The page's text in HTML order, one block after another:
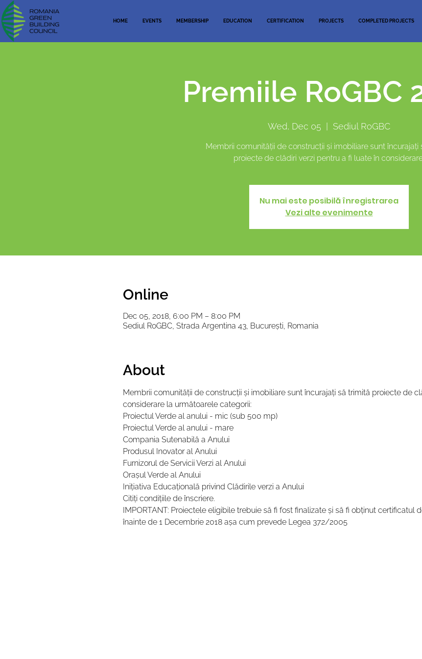
HOME EVENTS MEMBERSHIP EDUCATION CERTIFICATION PROJECTS COMPLETED PROJECTS
Premiile RoGBC
Wed, Dec 05 Sediul RoGBC
Membrii comunității de construcții și imobiliare sunt încurajați
proiecte de clădiri verzi pentru a fi luate în
Nu mai este posibilă înregistrarea
Vezi alte evenimente
Online
Dec 05, 2018, 6:00 PM – 8:00 PM
Sediul RoGBC, Strada Argentina 43, București, Romania
About
Membrii comunității de construcții și imobiliare sunt încurajați să trimită proiecte de
considerare la următoarele categorii:
Proiectul Verde al anului - mic (sub 500 mp)
Proiectul Verde al anului - mare
Compania Sutenabilă a Anului
Produsul Inovator al Anului
Furnizorul de Servicii Verzi al Anului
Orașul Verde al Anului
Inițiativa Educațională privind Clădirile verzi a Anului
Citiți condițiile de înscriere.
IMPORTANT: Proiectele eligibile trebuie să fi fost finalizate și să fi obținut certificatul
înainte de 1 Decembrie 2018 așa cum prevede Legea 372/2005